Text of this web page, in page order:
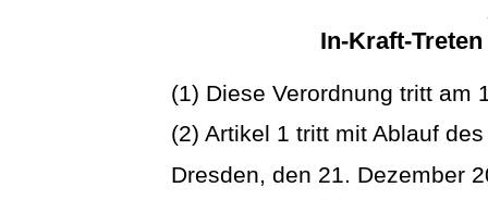
In-Kraft-
(1) Diese Verordnung tritt am
(2) Artikel 1 tritt mit Ablauf
Dresden, den 21. Dezember